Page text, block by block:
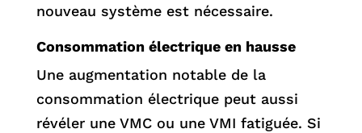
nouveau système est nécessaire.
Consommation électrique en hausse
Une augmentation notable de la
consommation électrique peut aussi
révéler une VMC ou une VMI fatiguée. Si